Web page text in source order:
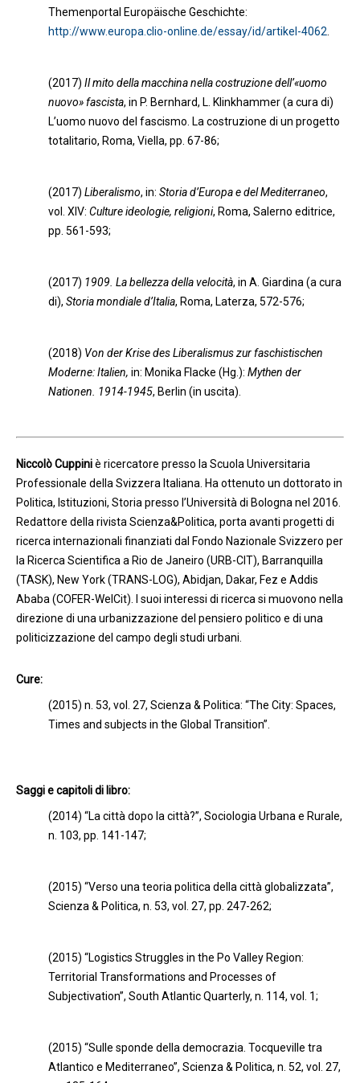
Themenportal Europäische Geschichte:
http://www.europa.clio-online.de/essay/id/artikel-4062
(2017) Il mito della macchina nella costruzione dell’«uomo
nuovo» fascista, in P. Bernhard, L. Klinkhammer (a cura di)
L’uomo nuovo del fascismo. La costruzione di un progetto
totalitario, Roma, Viella, pp. 67-86;
(2017) Liberalismo, in: Storia d’Europa e del Mediterraneo,
vol. XIV: Culture ideologie, religioni, Roma, Salerno editrice,
pp. 561-593;
(2017) 1909. La bellezza della velocità, in A. Giardina (a cura
di), Storia mondiale d’Italia, Roma, Laterza, 572-576;
(2018) Von der Krise des Liberalismus zur faschistischen
Moderne: Italien, in: Monika Flacke (Hg.): Mythen der
Nationen. 1914-1945, Berlin (in uscita).
Niccolò Cuppiniè ricercatore presso la Scuola Universitaria
Professionale della Svizzera Italiana. Ha ottenuto un dottorato in
Politica, Istituzioni, Storia presso l’Università di Bologna nel 2016.
Redattore della rivista Scienza&Politica, porta avanti progetti di
ricerca internazionali finanziati dal Fondo Nazionale Svizzero per
la Ricerca Scientifica a Rio de Janeiro (URB-CIT), Barranquilla
(TASK), New York (TRANS-LOG), Abidjan, Dakar, Fez e Addis
Ababa (COFER-WelCit). I suoi interessi di ricerca si muovono nella
direzione di una urbanizzazione del pensiero politico e di una
politicizzazione del campo degli studi urbani.
Cure:
(2015) n. 53, vol. 27, Scienza & Politica: “The City: Spaces,
Times and subjects in the Global Transition”.
Saggi e capitoli di libro:
(2014) “La città dopo la città?”, Sociologia Urbana e Rurale,
n. 103, pp. 141-147;
(2015) “Verso una teoria politica della città globalizzata”,
Scienza & Politica, n. 53, vol. 27, pp. 247-262;
(2015) “Logistics Struggles in the Po Valley Region:
Territorial Transformations and Processes of
Subjectivation”, South Atlantic Quarterly, n. 114, vol. 1;
(2015) “Sulle sponde della democrazia. Tocqueville tra
Atlantico e Mediterraneo”, Scienza & Politica, n. 52, vol. 27,